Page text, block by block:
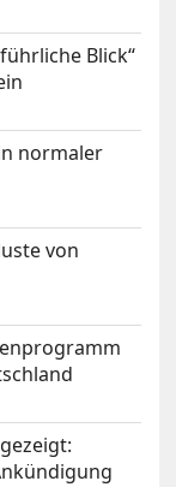
Blick“
normaler
von